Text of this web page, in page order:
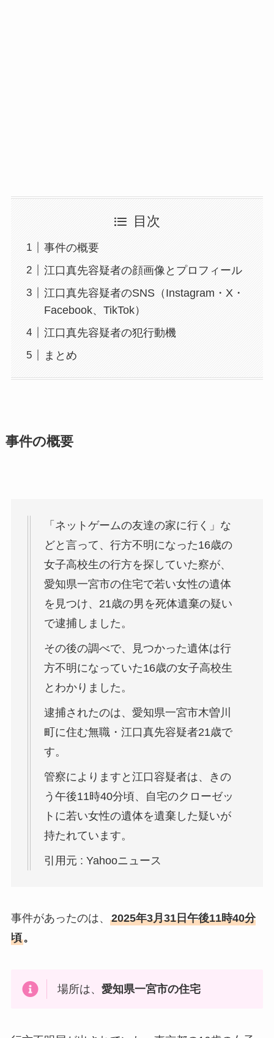
目次
事件の概要
江口真先容疑者の顔画像とプロフィール
江口真先容疑者のSNS（Instagram・X・
Facebook、TikTok）
江口真先容疑者の犯行動機
まとめ
事件の概要
「ネットゲームの友達の家に行く」な
どと言って、行方不明になった16歳の
女子高校生の行方を探していた察が、
愛知県一宮市の住宅で若い女性の遺体
を見つけ、21歳の男を死体遺棄の疑い
で逮捕しました。
その後の調べで、見つかった遺体は行
方不明になっていた16歳の女子高校生
とわかりました。
逮捕されたのは、愛知県一宮市木曽川
町に住む無職・江口真先容疑者21歳で
す。
管察によりますと江口容疑者は、きの
う午後11時40分頃、自宅のクローゼッ
トに若い女性の遺体を遺棄した疑いが
持たれています。
引用元 : Yahooニュース
事件があったのは、 2025年3月31日午後11時40分
頃。
場所は、愛知県一宮市の住宅